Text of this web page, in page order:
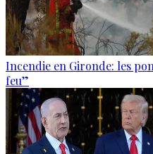
Incendie en Gironde: les
feu”